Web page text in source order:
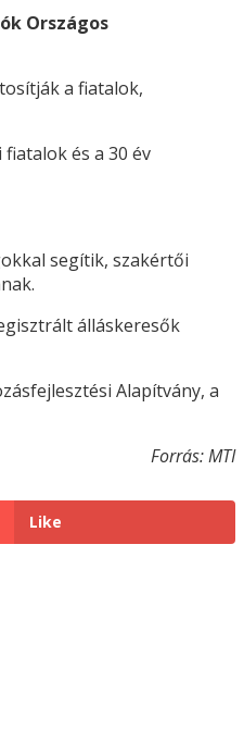
Országos
a fiatalok,
és a 30 év
segítik, szakértői
álláskeresők
Alapítvány, a
Forrás: MTI
Like